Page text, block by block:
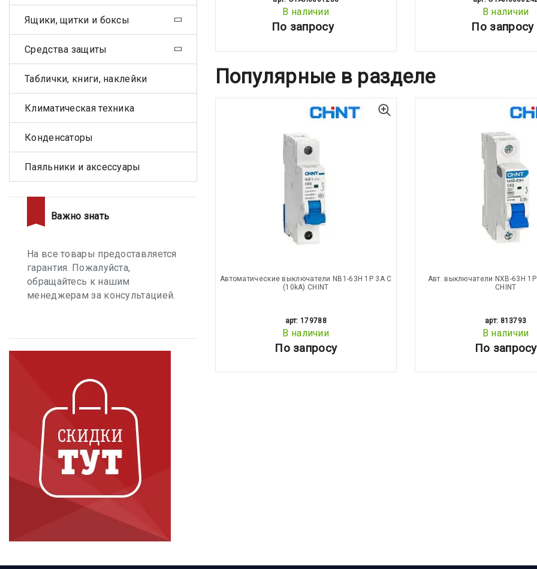
В наличии
По запросу
В наличии
По запросу
Популярные в разделе
Автоматические выключатели NB1-63H 1P 3A C
(10kA) CHINT
арт: 179788
В наличии
По запросу
Авт. выключатели NXB-63H
CHINT
арт: 813793
В наличии
По запросу
Ящики, щитки и боксы
Средства защиты
Таблички, книги, наклейки
Климатическая техника
Конденсаторы
Паяльники и аксессуары
Важно знать
На все товары предоставляется
гарантия. Пожалуйста,
обращайтесь к нашим
менеджерам за консультацией.